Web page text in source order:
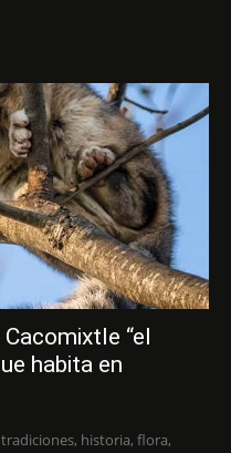
“el
habita en
historia, flora,